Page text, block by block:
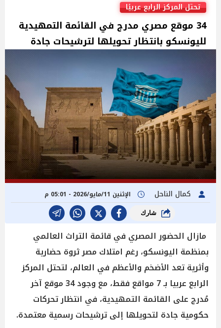
تحتل المركز الرابع عربيًا
34 موقع مصري مدرج في القائمة التمهيدية
لليونسكو بانتظار تحويلها لترشيحات جادة
كمال الناحل الإثنين 11/مايو/2026 - 05:01 م
شارك
مازال الحضور المصري في قائمة التراث العالمي
بمنظمة اليونسكو، رغم امتلاك مصر ثروة حضارية
وأثرية تعد الأضخم والأعظم في العالم، لتحتل المركز
الرابع عربيا بـ 7 مواقع فقط، مع وجود 34 موقع آخر
مُدرج على القائمة التمهيدية، في انتظار تحركات
حكومية جادة لتحويلها إلى ترشيحات رسمية معتمدة.